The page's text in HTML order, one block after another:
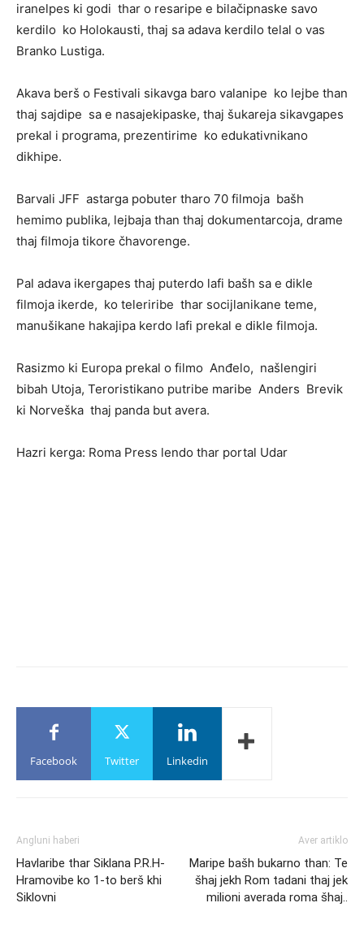
iranelpes ki godi thar o resaripe e bilačipnaske savo
kerdilo ko Holokausti, thaj sa adava kerdilo telal o vas
Branko Lustiga.
Akava berš o Festivali sikavga baro valanipe ko lejbe than
thaj sajdipe sa e nasajekipaske, thaj šukareja sikavgapes
prekal i programa, prezentirime ko edukativnikano
dikhipe.
Barvali JFF astarga pobuter tharo 70 filmoja bašh
hemimo publika, lejbaja than thaj dokumentarcoja, drame
thaj filmoja tikore čhavorenge.
Pal adava ikergapes thaj puterdo lafi bašh sa e dikle
filmoja ikerde, ko teleriribe thar socijlanikane teme,
manušikane hakajipa kerdo lafi prekal e dikle filmoja.
Rasizmo ki Europa prekal o filmo Anđelo, našlengiri
bibah Utoja, Teroristikano putribe maribe Anders Brevik
ki Norveška thaj panda but avera.
Hazri kerga: Roma Press lendo thar portal Udar
Facebook Twitter Linkedin
Angluni haberi
Havlaribe thar Siklana P.R.H-
Hramovibe ko 1-to berš khi
Siklovni
Aver artiklo
Maripe bašh bukarno than: Te
šhaj jekh Rom tadani thaj jek
milioni averada roma šhaj..